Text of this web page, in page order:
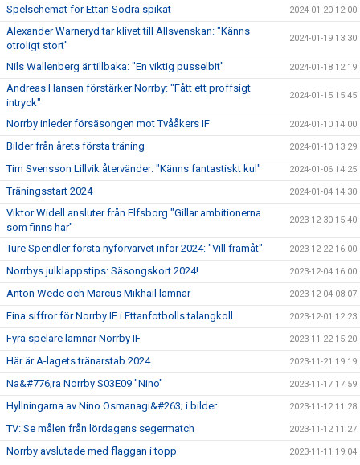
Spelschemat för Ettan Södra spikat 2024-01-20 12:00
Alexander Warneryd tar klivet till Allsvenskan: "Känns
otroligt stort"
2024-01-19 13:30
Nils Wallenberg är tillbaka: "En viktig pusselbit" 2024-01-18 12:19
Andreas Hansen förstärker Norrby: "Fått ett proffsigt
intryck"
2024-01-15 15:45
Norrby inleder försäsongen mot Tvååkers IF 2024-01-10 14:00
Bilder från årets första träning 2024-01-10 13:29
Tim Svensson Lillvik återvänder: "Känns fantastiskt kul" 2024-01-06 14:25
Träningsstart 2024 2024-01-04 14:30
Viktor Widell ansluter från Elfsborg "Gillar ambitionerna
som finns här"
2023-12-30 15:40
Ture Spendler första nyförvärvet inför 2024: "Vill framåt" 2023-12-22 16:00
Norrbys julklappstips: Säsongskort 2024! 2023-12-04 16:00
Anton Wede och Marcus Mikhail lämnar 2023-12-04 08:07
Fina siffror för Norrby IF i Ettanfotbolls talangkoll 2023-12-01 12:23
Fyra spelare lämnar Norrby IF 2023-11-22 15:20
Här är A-lagets tränarstab 2024 2023-11-21 19:19
Na&#776;ra Norrby S03E09 "Nino" 2023-11-17 17:59
Hyllningarna av Nino Osmanagi&#263; i bilder 2023-11-12 11:28
TV: Se målen från lördagens segermatch 2023-11-12 11:27
Norrby avslutade med flaggan i topp 2023-11-11 19:04